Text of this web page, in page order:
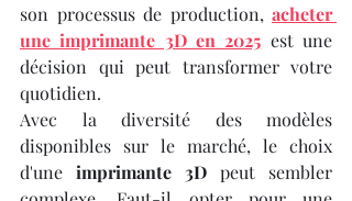
son processus de production, acheter
une imprimante 3D en 2025 est une
décision qui peut transformer votre
quotidien.
Avec la diversité des modèles
disponibles sur le marché, le choix
d'une imprimante 3D peut sembler